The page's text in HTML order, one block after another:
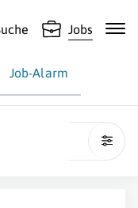
Jobs
Job-Alarm